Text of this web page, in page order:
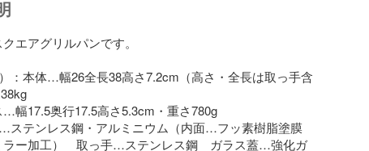
エアグリルパンです。
：本体…幅26全長38高さ7.2cm（高さ・全長は取っ手含
幅17.5奥行17.5高さ5.3cm・重さ780g
ステンレス鋼・アルミニウム（内面…フッ素樹脂塗膜
ラー加工）　取っ手…ステンレス鋼　ガラス蓋…強化ガ